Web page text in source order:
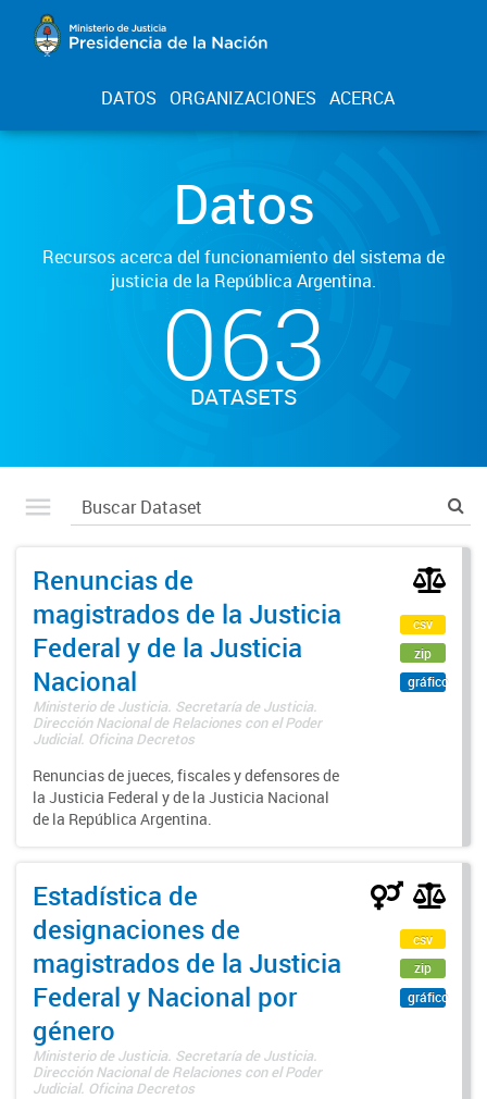
DATOS ORGANIZACIONES ACERCA
Datos
Recursos acerca del funcionamiento del sistema de
justicia de la República Argentina.
063
DATASETS
Renuncias de
magistrados de la Justicia
Federal y de la Justicia
Nacional
Ministerio de Justicia. Secretaría de Justicia.
Dirección Nacional de Relaciones con el Poder
Judicial. Oficina Decretos
Renuncias de jueces, fiscales y defensores de
la Justicia Federal y de la Justicia Nacional
de la República Argentina.
csv
zip
gráfico
Estadística de
designaciones de
magistrados de la Justicia
Federal y Nacional por
género
Ministerio de Justicia. Secretaría de Justicia.
Dirección Nacional de Relaciones con el Poder
Judicial. Oficina Decretos
csv
zip
gráfico